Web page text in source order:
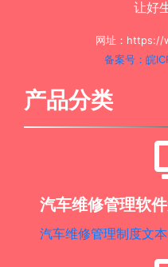
让好
网址：https://
备案号：皖
产品分类
汽车维修管理软
汽车维修管理制度文本